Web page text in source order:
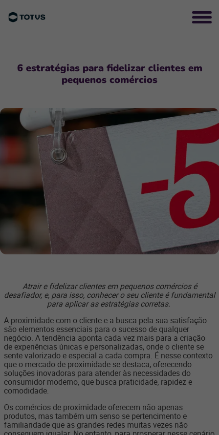
6 estratégias para fidelizar clientes em
pequenos comércios
Atrair e fidelizar clientes em pequenos comércios é
desafiador, e, para isso, conhecer o seu cliente é fundamental
para aplicar as estratégias corretas.
A proximidade com o cliente e a busca pela sua satisfação
são elementos essenciais para o sucesso de qualquer
negócio. A tendência aponta cada vez mais para a criação
de experiências únicas e personalizadas, onde o cliente se
sente valorizado e especial a cada compra. É nesse contexto
que o mercado de proximidade se destaca, oferecendo
soluções inovadoras para atender às necessidades do
consumidor moderno, que busca praticidade, rapidez e
comodidade.
Os comércios de proximidade oferecem não apenas
produtos, mas também um senso se pertencimento e
familiaridade que as grandes redes muitas vezes não